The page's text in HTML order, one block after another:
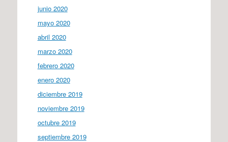
junio 2020
mayo 2020
abril 2020
marzo 2020
febrero 2020
enero 2020
diciembre 2019
noviembre 2019
octubre 2019
septiembre 2019